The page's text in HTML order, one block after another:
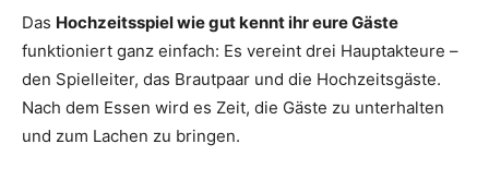
Hochzeit
Das Hochzeitsspiel wie gut kennt ihr eure Gäste
funktioniert ganz einfach: Es vereint drei Hauptakteure –
den Spielleiter, das Brautpaar und die Hochzeitsgäste.
Nach dem Essen wird es Zeit, die Gäste zu unterhalten
und zum Lachen zu bringen.